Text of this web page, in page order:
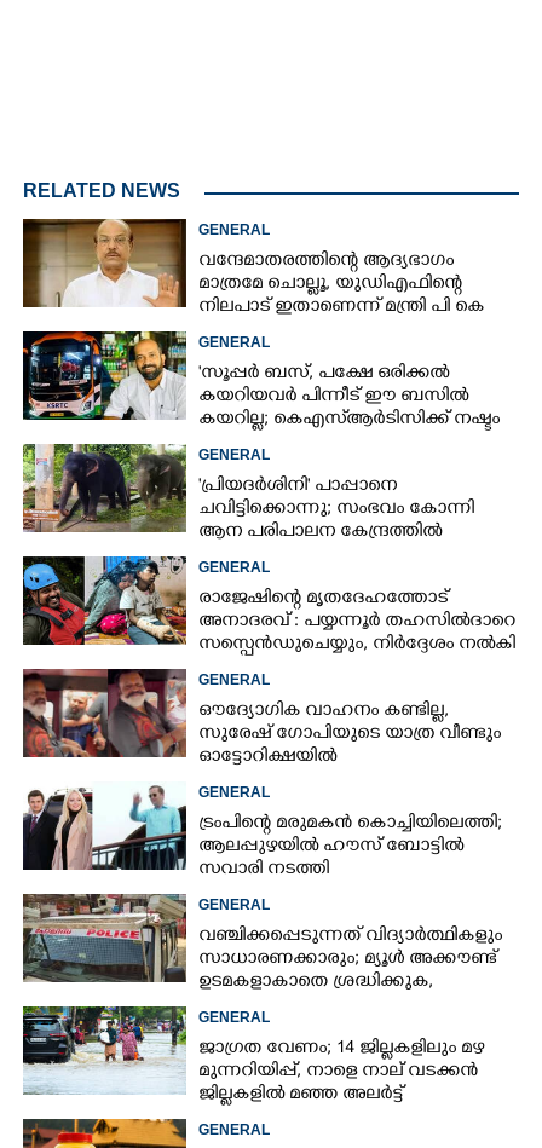
RELATED NEWS
GENERAL
വന്ദേമാതരത്തിന്റെ ആദ്യഭാഗം
മാത്രമേ ചൊല്ലൂ,​ യുഡിഎഫിന്റെ
നിലപാട് ഇതാണെന്ന് മന്ത്രി പി കെ
GENERAL
'സൂപ്പർ ബസ്, പക്ഷേ ഒരിക്കൽ
കയറിയവർ പിന്നീട് ഈ ബസിൽ
കയറില്ല; കെഎസ്ആർടിസിക്ക് നഷ്ടം
GENERAL
'പ്രിയദർശിനി' പാപ്പാനെ
ചവിട്ടിക്കൊന്നു; സംഭവം കോന്നി
ആന പരിപാലന കേന്ദ്രത്തിൽ
GENERAL
രാജേഷിന്റെ മൃതദേഹത്തോട്
അനാദരവ് : പയ്യന്നൂർ തഹസിൽദാറെ
സസ്പെൻഡുചെയ്യും, നിർദ്ദേശം നൽകി
GENERAL
ഔദ്യോഗിക വാഹനം കണ്ടില്ല,
സുരേഷ് ഗോപിയുടെ യാത്ര വീണ്ടും
ഓട്ടോറിക്ഷയിൽ
GENERAL
ട്രംപിന്റെ മരുമകൻ കൊച്ചിയിലെത്തി;
ആലപ്പുഴയിൽ ഹൗസ് ബോട്ടിൽ
സവാരി നടത്തി
GENERAL
വഞ്ചിക്കപ്പെടുന്നത് വിദ്യാർത്ഥികളും
സാധാരണക്കാരും; മ്യൂൾ അക്കൗണ്ട്
ഉടമകളാകാതെ ശ്രദ്ധിക്കുക,
GENERAL
ജാഗ്രത വേണം; 14 ജില്ലകളിലും മഴ
മുന്നറിയിപ്പ്, നാളെ നാല് വടക്കൻ
ജില്ലകളിൽ മഞ്ഞ അലർട്ട്
GENERAL